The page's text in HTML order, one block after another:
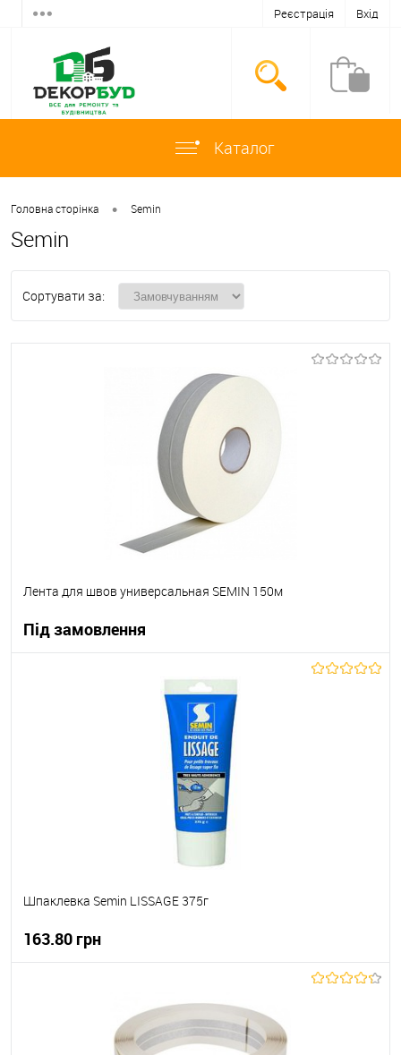
Реєстрація Вхід
Каталог
Головна сторінка • Semin
Semin
Сортувати за:
Лента для швов универсальная SEMIN 150м
Під замовлення
В корзину
Шпаклевка Semin LISSAGE 375г
163.80 грн
В наявності